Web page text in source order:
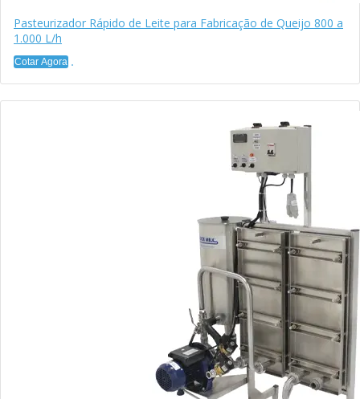
Pasteurizador Rápido de Leite para Fabricação de Queijo 800 a
1.000 L/h
Cotar Agora